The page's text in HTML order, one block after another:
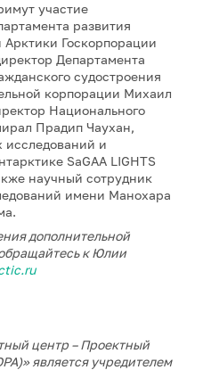
участие
развития
Арктики Госкорпорации
Департамента
судостроения
корпорации Михаил
Национального
Прадип Чаухан,
исследований и
SaGAA LIGHTS
научный сотрудник
имени Манохара
дополнительной
к Юлии
центр – Проектный
является учредителем